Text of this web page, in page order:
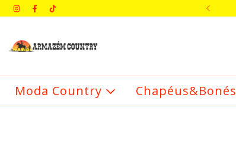
COMPRA: BEMVINDO
Moda Country Chapéus&Bonés